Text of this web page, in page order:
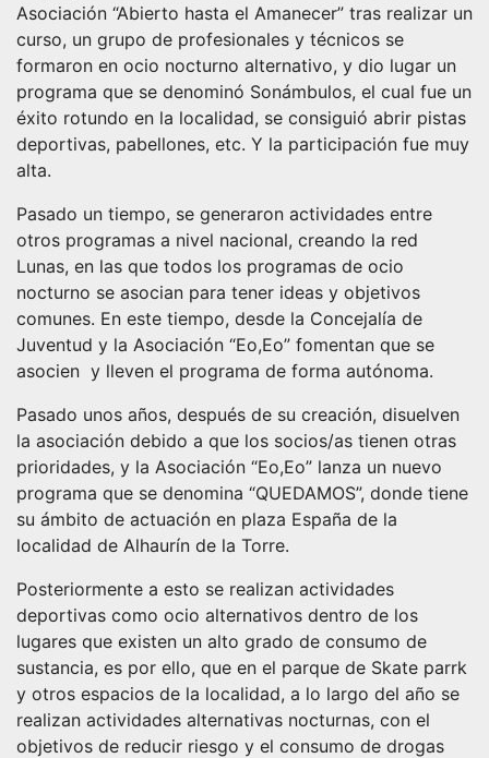
Asociación “Abierto hasta el Amanecer” tras realizar un
curso, un grupo de profesionales y técnicos se
formaron en ocio nocturno alternativo, y dio lugar un
programa que se denominó Sonámbulos, el cual fue un
éxito rotundo en la localidad, se consiguió abrir pistas
deportivas, pabellones, etc. Y la participación fue muy
alta.
Pasado un tiempo, se generaron actividades entre
otros programas a nivel nacional, creando la red
Lunas, en las que todos los programas de ocio
nocturno se asocian para tener ideas y objetivos
comunes. En este tiempo, desde la Concejalía de
Juventud y la Asociación “Eo,Eo” fomentan que se
asocien y lleven el programa de forma autónoma.
Pasado unos años, después de su creación, disuelven
la asociación debido a que los socios/as tienen otras
prioridades, y la Asociación “Eo,Eo” lanza un nuevo
programa que se denomina “QUEDAMOS”, donde tiene
su ámbito de actuación en plaza España de la
localidad de Alhaurín de la Torre.
Posteriormente a esto se realizan actividades
deportivas como ocio alternativos dentro de los
lugares que existen un alto grado de consumo de
sustancia, es por ello, que en el parque de Skate parrk
y otros espacios de la localidad, a lo largo del año se
realizan actividades alternativas nocturnas, con el
objetivos de reducir riesgo y el consumo de drogas